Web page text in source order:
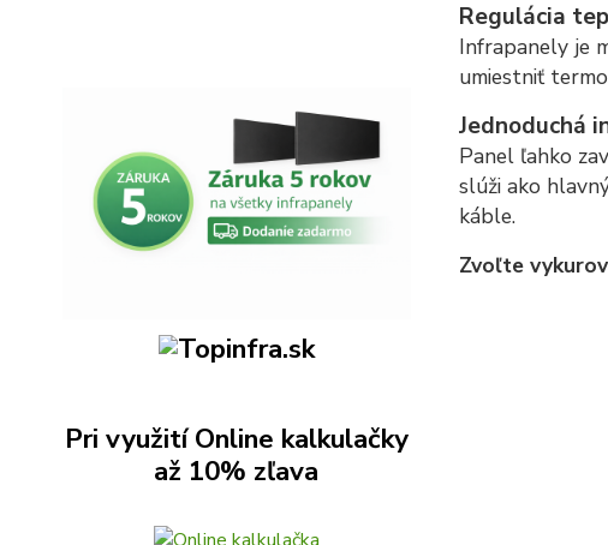
Pri využití Online kalkulačky
až 10% zľava
Regulácia
Infrapanely je
umiestniť
Jednoduchá
Panel ľahko
slúži ako
káble.
Zvoľte